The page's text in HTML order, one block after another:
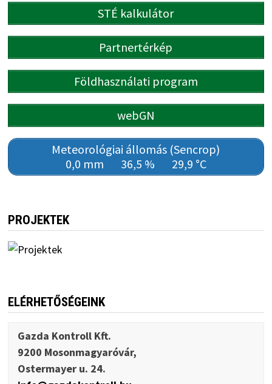
STÉ kalkulátor
Partnertérkép
Földhasználati program
webGN
Meteorológiai állomás (Sencrop)
0,0 mm
36,5 % 29,9 °C
PROJEKTEK
ELÉRHETŐSÉGEINK
Gazda Kontroll Kft.
9200 Mosonmagyaróvár,
Ostermayer u. 24.